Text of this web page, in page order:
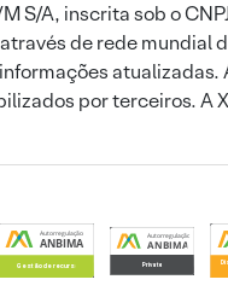
S/A, inscrita sob o
de rede
por terceiros. A